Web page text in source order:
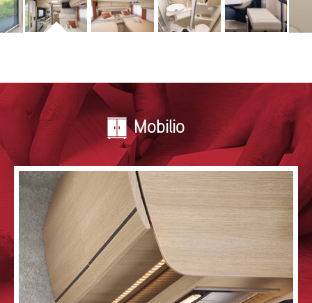
Mobilio